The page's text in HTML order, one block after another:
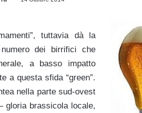
tuttavia dà la
dei birrifici che
a basso impatto
a questa sfida “green”.
nella parte sud-ovest
gloria brassicola locale,